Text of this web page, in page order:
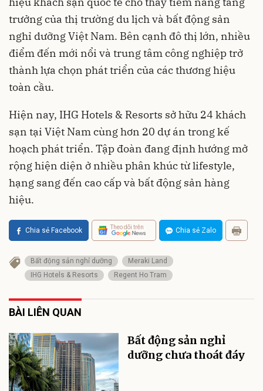
trưởng của thị trường du lịch và bất động sản
nghỉ dưỡng Việt Nam. Bên cạnh đô thị lớn, nhiều
điểm đến mới nổi và trung tâm công nghiệp trở
thành lựa chọn phát triển của các thương hiệu
toàn cầu.
Hiện nay, IHG Hotels & Resorts sở hữu 24 khách
sạn tại Việt Nam cùng hơn 20 dự án trong kế
hoạch phát triển. Tập đoàn đang định hướng mở
rộng hiện diện ở nhiều phân khúc từ lifestyle,
hạng sang đến cao cấp và bất động sản hàng
hiệu.
Chia sẻ Facebook Theo dõi trên Chia sẻ Zalo
Bất động sản nghỉ dưỡng
Meraki Land
IHG Hotels & Resorts
Regent Ho Tram
BÀI LIÊN QUAN
Bất động sản nghỉ
dưỡng chưa thoát đáy